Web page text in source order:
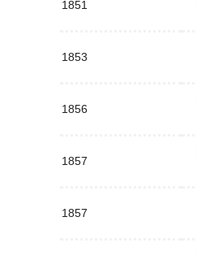
1851
1853
1856
1857
1857